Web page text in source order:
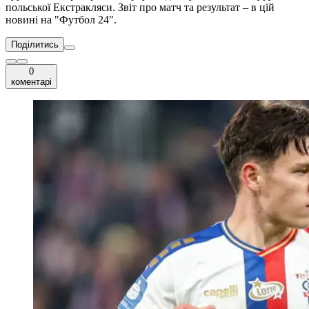
польської Екстракляси. Звіт про матч та результат – в цій
новині на "Футбол 24".
Поділитись
0
коментарі